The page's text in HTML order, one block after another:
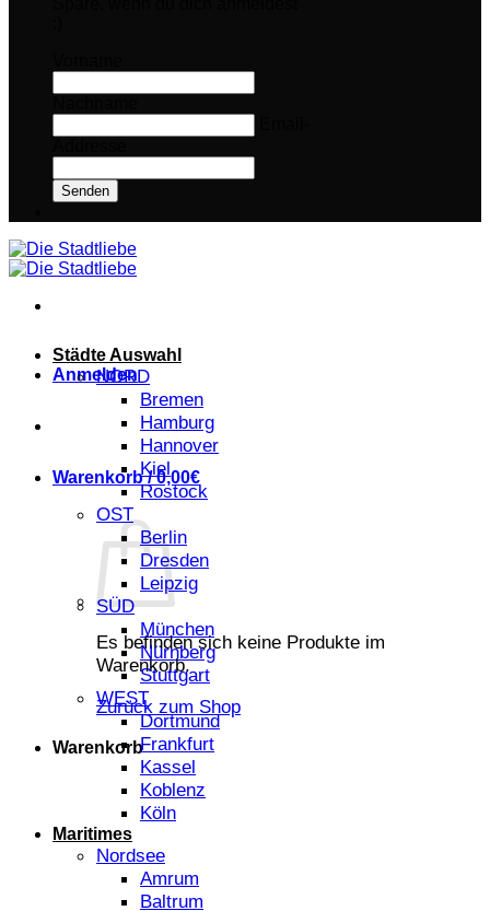
Senden
Anmelden
Warenkorb /0,00€
Es befinden sich keine Produkte im
Warenkorb.
Zurück zum Shop
Warenkorb
Städte Auswahl
NORD
Bremen
Hamburg
Hannover
Kiel
Rostock
OST
Berlin
Dresden
Leipzig
SÜD
München
Nürnberg
Stuttgart
WEST
Dortmund
Frankfurt
Kassel
Koblenz
Köln
Maritimes
Nordsee
Amrum
Baltrum